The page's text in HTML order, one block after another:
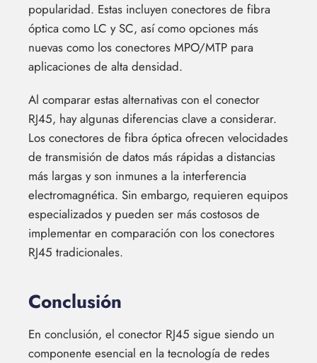
popularidad. Estas incluyen conectores de fibra
óptica como LC y SC, así como opciones más
nuevas como los conectores MPO/MTP para
aplicaciones de alta densidad.
Al comparar estas alternativas con el conector
RJ45, hay algunas diferencias clave a considerar.
Los conectores de fibra óptica ofrecen velocidades
de transmisión de datos más rápidas a distancias
más largas y son inmunes a la interferencia
electromagnética. Sin embargo, requieren equipos
especializados y pueden ser más costosos de
implementar en comparación con los conectores
RJ45 tradicionales.
Conclusión
En conclusión, el conector RJ45 sigue siendo un
componente esencial en la tecnología de redes